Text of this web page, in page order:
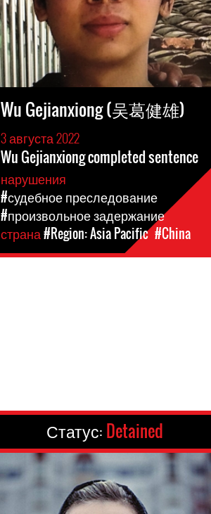
Wu Gejianxiong (吴葛健雄)
3 августа 2022
Wu Gejianxiong completed sentence
нарушения
#судебное преследование
#произвольное задержание
страна#Region: Asia Pacific #China
Статус: Detained